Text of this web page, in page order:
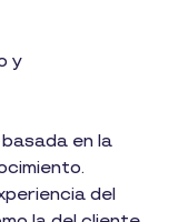
y
en la
del